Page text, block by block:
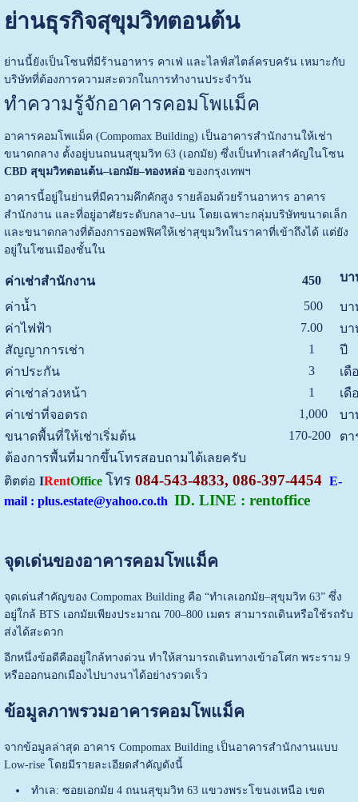
ย่านธุรกิจสุขุมวิทตอนต้น
ย่านนี้ยังเป็นโซนที่มีร้านอาหาร คาเฟ่ และไลฟ์สไตล์ครบครัน เหมาะกับ
บริษัทที่ต้องการความสะดวกในการทำงานประจำวัน
ทำความรู้จักอาคารคอมโพแม็ค
อาคารคอมโพแม็ค (Compomax Building) เป็นอาคารสำนักงานให้เช่า
ขนาดกลาง ตั้งอยู่บนถนนสุขุมวิท 63 (เอกมัย) ซึ่งเป็นทำเลสำคัญในโซน
CBD สุขุมวิทตอนต้น–เอกมัย–ทองหล่อของกรุงเทพฯ
อาคารนี้อยู่ในย่านที่มีความคึกคักสูง รายล้อมด้วยร้านอาหาร อาคาร
สำนักงาน และที่อยู่อาศัยระดับกลาง–บน โดยเฉพาะกลุ่มบริษัทขนาดเล็ก
และขนาดกลางที่ต้องการออฟฟิศให้เช่าสุขุมวิทในราคาที่เข้าถึงได้ แต่ยัง
อยู่ในโซนเมืองชั้นใน
ค่าเช่าสำนักงาน 450 บา
ค่าน้ำ 500
บา
ค่าไฟฟ้า
7.00
บา
สัญญาการเช่า
1
ปี
ค่าประกัน
3
เดื
ค่าเช่าล่วงหน้า
1
เดื
ค่าเช่าที่จอดรถ
1,000
บา
ขนาดพื้นที่ให้เช่าเริ่มต้น
170-200
ตา
ต้องการพื้นที่มากขึ้นโทรสอบถามได้เลยครับ
ติตต่อ IRentOffice โทร084-543-4833, 086-397-4454 E-
mail : plus.estate@yahoo.co.th ID. LINE : rentoffice
จุดเด่นของอาคารคอมโพแม็ค
จุดเด่นสำคัญของ Compomax Building คือ “ทำเลเอกมัย–สุขุมวิท 63” ซึ่ง
อยู่ใกล้ BTS เอกมัยเพียงประมาณ 700–800 เมตร สามารถเดินหรือใช้รถรับ
ส่งได้สะดวก
อีกหนึ่งข้อดีคืออยู่ใกล้ทางด่วน ทำให้สามารถเดินทางเข้าอโศก พระราม 9
หรือออกนอกเมืองไปบางนาได้อย่างรวดเร็ว
ข้อมูลภาพรวมอาคารคอมโพแม็ค
จากข้อมูลล่าสุด อาคาร Compomax Building เป็นอาคารสำนักงานแบบ
Low-rise โดยมีรายละเอียดสำคัญดังนี้
ทำเล: ซอยเอกมัย 4 ถนนสุขุมวิท 63 แขวงพระโขนงเหนือ เขต